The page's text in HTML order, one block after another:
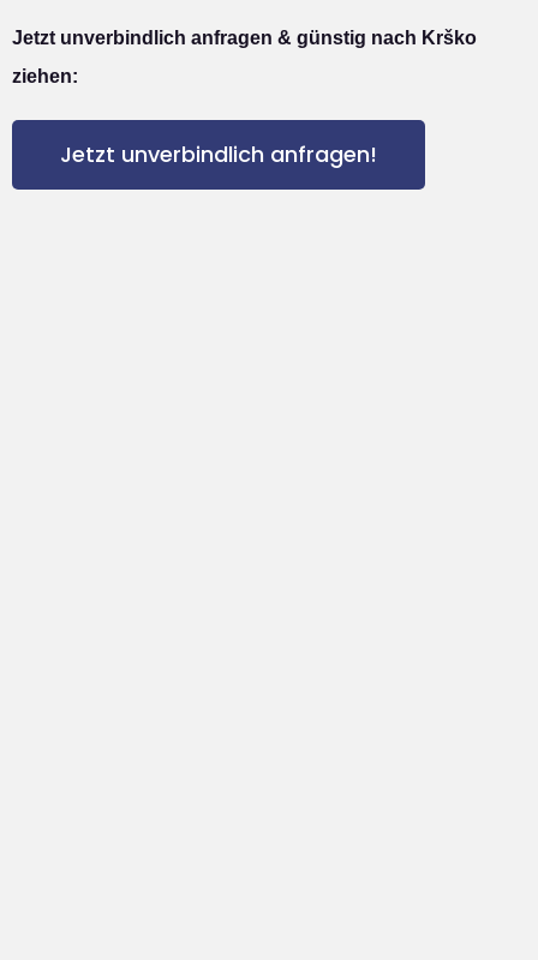
Jetzt unverbindlich anfragen & günstig nach Krško
ziehen:
Jetzt unverbindlich anfragen!